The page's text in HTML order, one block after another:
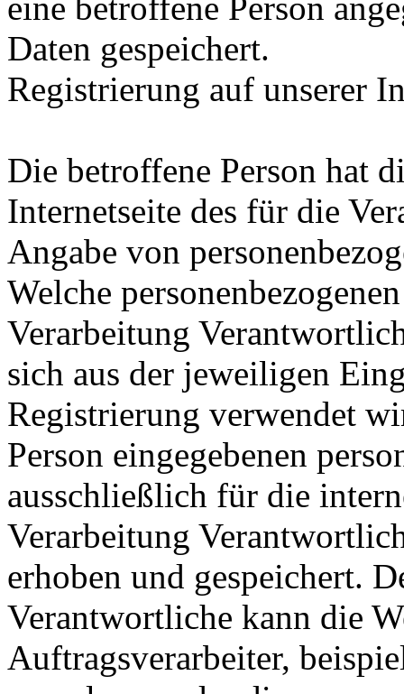
Daten gespeichert.
Registrierung auf unserer
Die betroffene Person hat
Internetseite des für die
Angabe von
Welche
Verarbeitung
sich aus der jeweiligen
Registrierung verwendet
Person eingegebenen
ausschließlich für die
Verarbeitung
erhoben und gespeichert.
Verantwortliche kann die
Auftragsverarbeiter,